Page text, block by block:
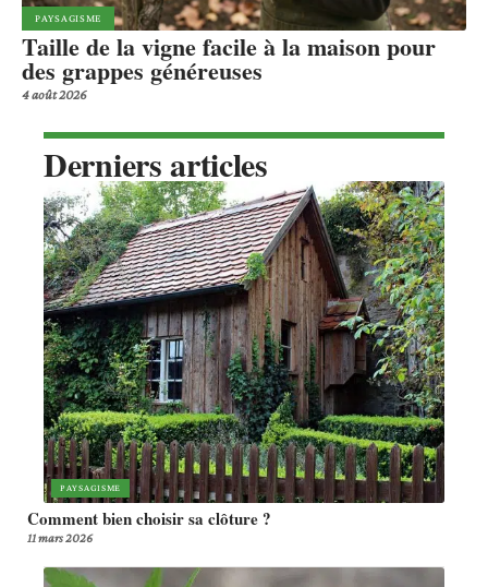
PAYSAGISME
Taille de la vigne facile à la maison pour
des grappes généreuses
4 août 2026
Derniers articles
PAYSAGISME
Comment bien choisir sa clôture ?
11 mars 2026